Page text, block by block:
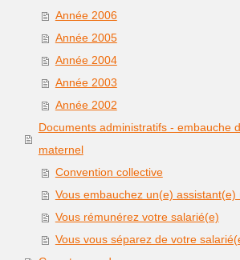
Année 2006
Année 2005
Année 2004
Année 2003
Année 2002
Documents administratifs - embauche
maternel
Convention collective
Vous embauchez un(e) assistant(e)
Vous rémunérez votre salarié(e)
Vous vous séparez de votre